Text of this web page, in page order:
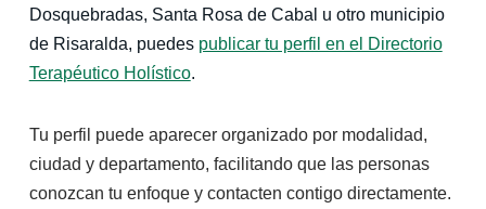
Dosquebradas, Santa Rosa de Cabal u otro municipio
de Risaralda, puedes publicar tu perfil en el Directorio
Terapéutico Holístico.
Tu perfil puede aparecer organizado por modalidad,
ciudad y departamento, facilitando que las personas
conozcan tu enfoque y contacten contigo directamente.